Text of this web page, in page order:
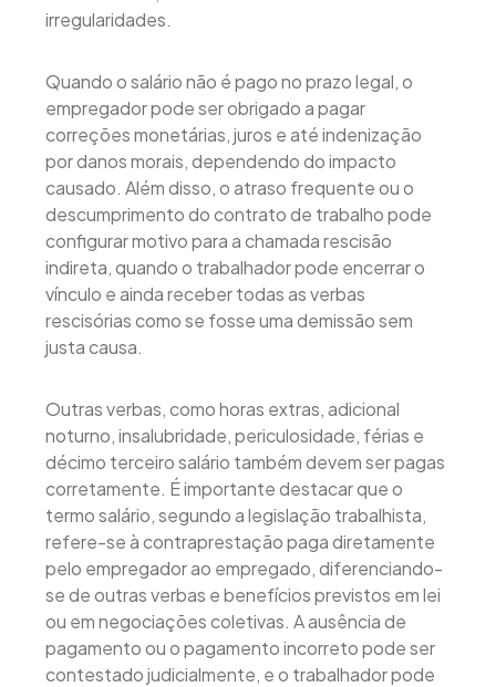
irregularidades.
Quando o salário não é pago no prazo legal, o
empregador pode ser obrigado a pagar
correções monetárias, juros e até indenização
por danos morais, dependendo do impacto
causado. Além disso, o atraso frequente ou o
descumprimento do contrato de trabalho pode
configurar motivo para a chamada rescisão
indireta, quando o trabalhador pode encerrar o
vínculo e ainda receber todas as verbas
rescisórias como se fosse uma demissão sem
justa causa.
Outras verbas, como horas extras, adicional
noturno, insalubridade, periculosidade, férias e
décimo terceiro salário também devem ser pagas
corretamente. É importante destacar que o
termo salário, segundo a legislação trabalhista,
refere-se à contraprestação paga diretamente
pelo empregador ao empregado, diferenciando-
se de outras verbas e benefícios previstos em lei
ou em negociações coletivas. A ausência de
pagamento ou o pagamento incorreto pode ser
contestado judicialmente, e o trabalhador pode